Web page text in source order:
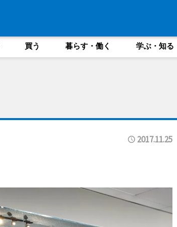
買う 暮らす・働く 学ぶ・知る
2017.11.25